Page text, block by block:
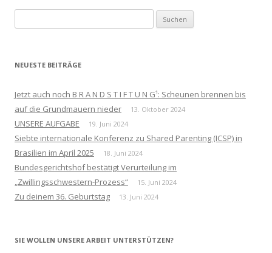
nach:
NEUESTE BEITRÄGE
Jetzt auch noch B R A N D S T I F T U N G¹: Scheunen brennen bis
auf die Grundmauern nieder
13. Oktober 2024
UNSERE AUFGABE 19. Juni 2024
Siebte internationale Konferenz zu Shared Parenting (ICSP) in
Brasilien im April 2025
18. Juni 2024
Bundesgerichtshof bestätigt Verurteilung im
„Zwillingsschwestern-Prozess“
15. Juni 2024
Zu deinem 36. Geburtstag 13. Juni 2024
SIE WOLLEN UNSERE ARBEIT UNTERSTÜTZEN?